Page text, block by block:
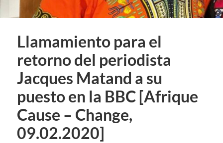
Llamamiento para el
retorno del periodista
Jacques Matand a su
puesto en la BBC [Afrique
Cause – Change,
09.02.2020]